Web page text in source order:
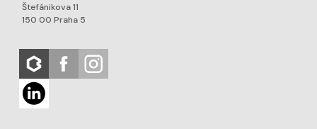
Štefánikova 11
150 00 Praha 5